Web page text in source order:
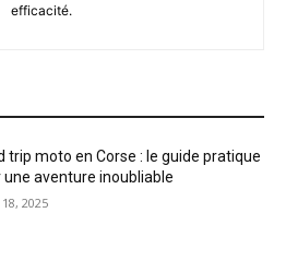
efficacité.
trip moto en Corse : le guide pratique
une aventure inoubliable
2025